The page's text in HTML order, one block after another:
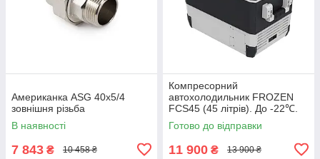
Американка ASG 40x5/4
зовнішня різьба
В наявності
7 843 ₴ 10 458 ₴
Компресорний
автохолодильник FROZEN
FCS45 (45 літрів). До -22℃.
Живлення 12, 24, 220 вольт
Готово до відправки
11 900 ₴ 13 900 ₴